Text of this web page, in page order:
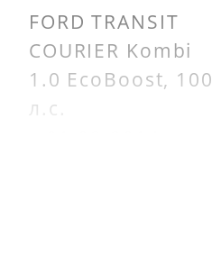
FORD TRANSIT
COURIER Kombi
1.0 EcoBoost, 100
л.с.